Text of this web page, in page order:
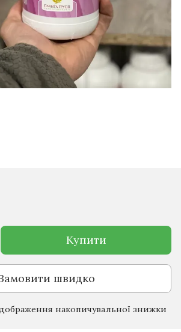
Купити
швидко
накопичувальної знижки